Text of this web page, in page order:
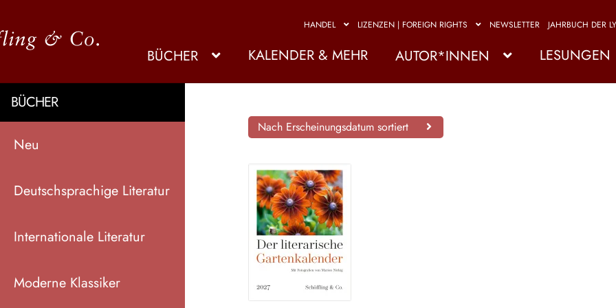
HANDEL LIZENZEN | FOREIGN RIGHTS NEWSLETTER JAHRBUCH DER
BÜCHER KALENDER & MEHR AUTOR*INNEN LESUNGEN
BÜCHER
Neu
Deutschsprachige Literatur
Internationale Literatur
Moderne Klassiker
Nach Erscheinungsdatum sortiert